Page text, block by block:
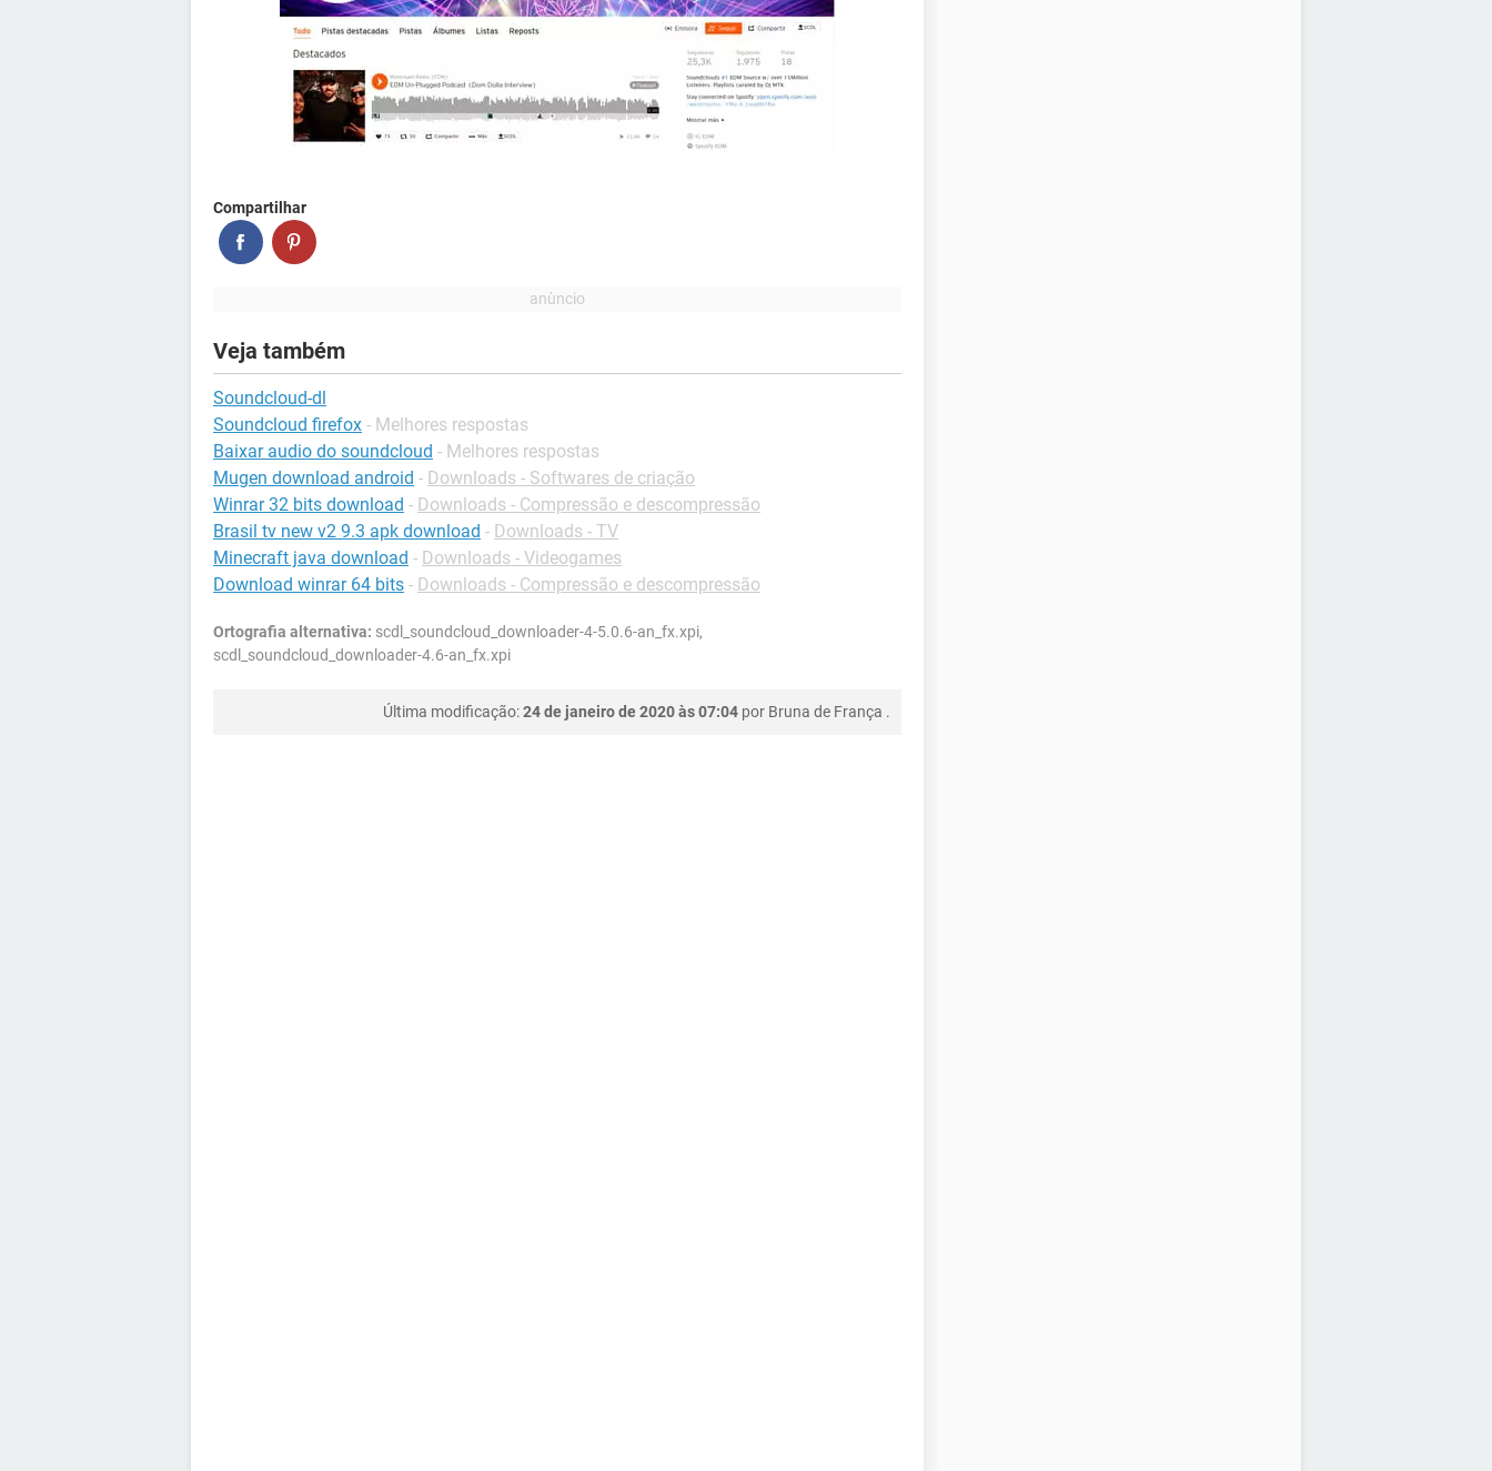
Compartilhar
Veja também
Soundcloud-dl
Soundcloud firefox - Melhores respostas
Baixar audio do soundcloud - Melhores respostas
Mugen download android - Downloads - Softwares de criação
Winrar 32 bits download - Downloads - Compressão e descompressão
Brasil tv new v2 9.3 apk download - Downloads - TV
Minecraft java download - Downloads - Videogames
Download winrar 64 bits - Downloads - Compressão e descompressão
Ortografia alternativa: scdl_soundcloud_downloader-4-5.0.6-an_fx.xpi,
scdl_soundcloud_downloader-4.6-an_fx.xpi
Última modificação:24 de janeiro de 2020 às 07:04 por Bruna de França .